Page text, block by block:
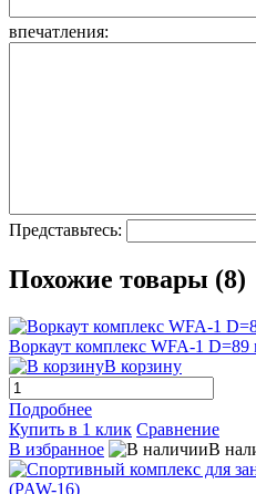
впечатления:
Представьтесь:
Похожие товары (8)
Воркаут комплекс WFA-1
В корзину
Подробнее
Купить в 1 клик Сравнение
В избранное
В